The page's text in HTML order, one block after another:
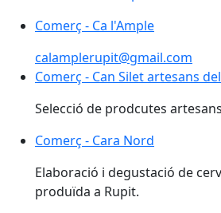
Comerç - Ca l'Ample
Comerç - Ca l'Ample
calamplerupit@gmail.com
Comerç - Can Silet artesans
Comerç - Can Silet artesans
Selecció de prodcutes
Comerç - Cara Nord
Comerç - Cara Nord
Elaboració i degustació de
produïda a Rupit.